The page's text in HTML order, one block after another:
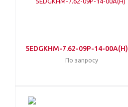
5EDGKHM-7.62-09P-14-00A(H)
По запросу